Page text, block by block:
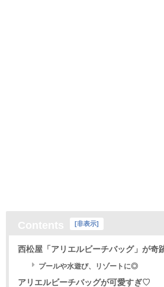
非表示
西松屋「アリエルビーチバッグ」が奇
プールや水遊び、リゾートに◎
アリエルビーチバッグが可愛すぎ♡